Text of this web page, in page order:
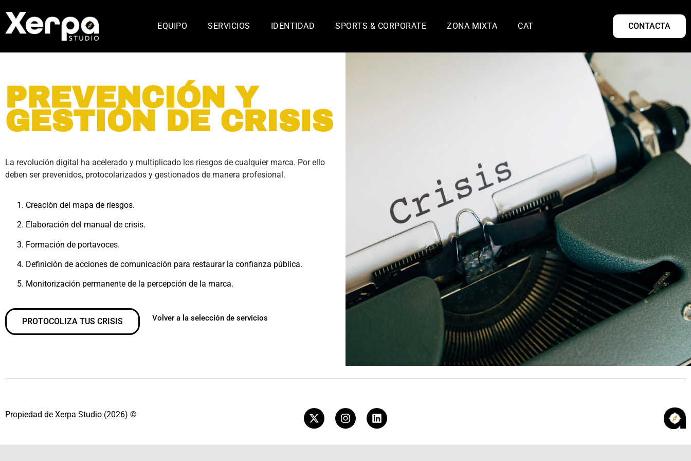
EQUIPO SERVICIOS IDENTIDAD SPORTS & CORPORATE ZONA MIXTA CAT CONTACTA
PREVENCIÓN Y
GESTIÓN DE CRISIS
La revolución digital ha acelerado y multiplicado los riesgos de cualquier marca. Por ello
deben ser prevenidos, protocolarizados y gestionados de manera profesional.
Creación del mapa de riesgos.
Elaboración del manual de crisis.
Formación de portavoces.
Definición de acciones de comunicación para restaurar la confianza pública.
Monitorización permanente de la percepción de la marca.
PROTOCOLIZA TUS CRISIS Volver a la selección de servicios
Propiedad de Xerpa Studio (2026) ©